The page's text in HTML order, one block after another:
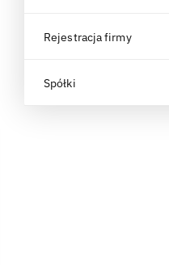
Rejestracja firmy
Spółki